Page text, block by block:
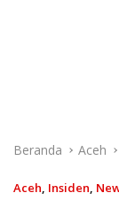
Beranda Aceh
Aceh, Insiden,